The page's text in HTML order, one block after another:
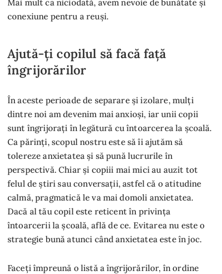
Mai mult ca niciodată, avem nevoie de bunătate și
conexiune pentru a reuși.
Ajută-ți copilul să facă față
îngrijorărilor
În aceste perioade de separare și izolare, mulți
dintre noi am devenim mai anxioși, iar unii copii
sunt îngrijorați în legătură cu întoarcerea la școală.
Ca părinți, scopul nostru este să îi ajutăm să
tolereze anxietatea și să pună lucrurile în
perspectivă. Chiar și copiii mai mici au auzit tot
felul de știri sau conversații, astfel că o atitudine
calmă, pragmatică le va mai domoli anxietatea.
Dacă al tău copil este reticent în privința
întoarcerii la școală, află de ce. Evitarea nu este o
strategie bună atunci când anxietatea este în joc.
Faceți împreună o listă a îngrijorărilor, în ordine